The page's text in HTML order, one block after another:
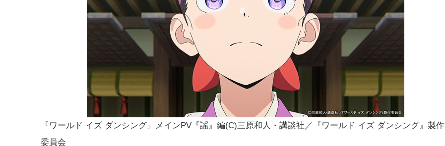
『ワールド イズ ダンシング』メインPV『謡』編(C)三原和人・講談社／『ワールド イズ ダンシング』製作
委員会